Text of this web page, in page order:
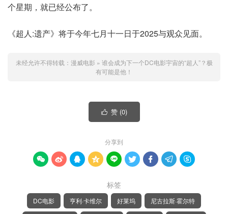
个星期，就已经公布了。
《超人:遗产》将于今年七月十一日于2025与观众见面。
未经允许不得转载： 漫威电影 » 谁会成为下一个DC电影宇宙的“超人”？极
有可能是他！
 赞 (0)
分享到
        
标签
DC电影 亨利·卡维尔 好莱坞 尼古拉斯·霍尔特